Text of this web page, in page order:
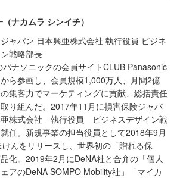
ナカムラ シンイチ）
ャパン 日本興亜株式会社 執行役員 ビジネ
戦略部長
パナソニックの会員サイトCLUB Panasonic
ら参画し、会員規模1,000万人、月間2億
集客力でマーケティングに貢献、総括責任
り組んだ。2017年11月に損害保険ジャパ
亜株式会社 執行役員 ビジネスデザイン戦
任。新規事業の担当役員として2018年9月
けんをリリースし、世界初の「贈れる保
化。2019年2月にDeNA社と合弁の「個人
アのDeNA SOMPO Mobility社」「マイカ